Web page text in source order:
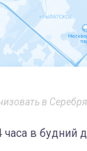
в
часа в будний